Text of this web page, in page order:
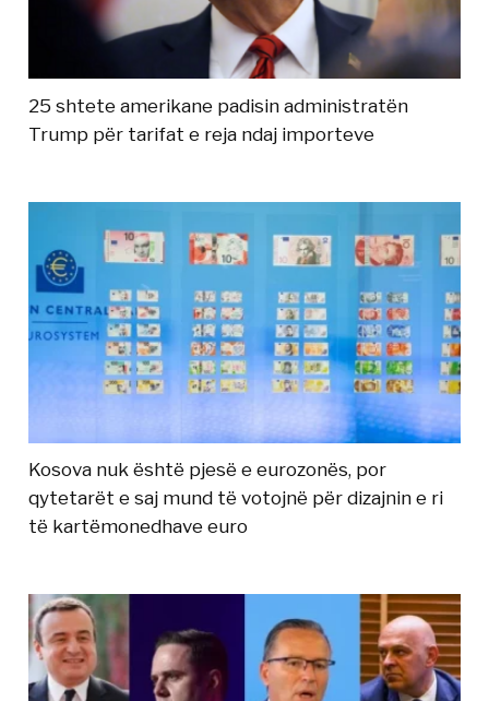
25 shtete amerikane padisin administratën
Trump për tarifat e reja ndaj importeve
Kosova nuk është pjesë e eurozonës, por
qytetarët e saj mund të votojnë për dizajnin e ri
të kartëmonedhave euro